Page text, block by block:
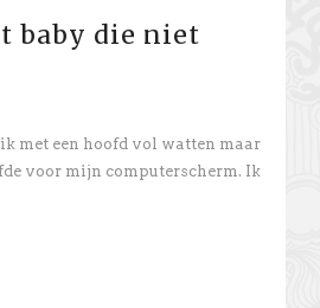
baby die niet
met een hoofd vol watten maar
voor mijn computerscherm. Ik